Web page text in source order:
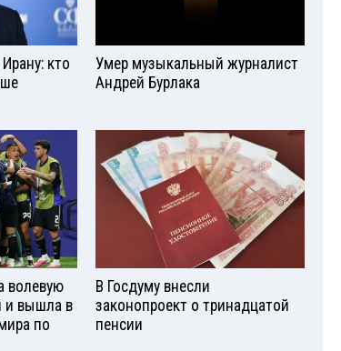
кто
Умер музыкальный журналист
Андрей Бурлака
волевую
и вышла в
по
В Госдуму внесли
законопроект о тринадцатой
пенсии